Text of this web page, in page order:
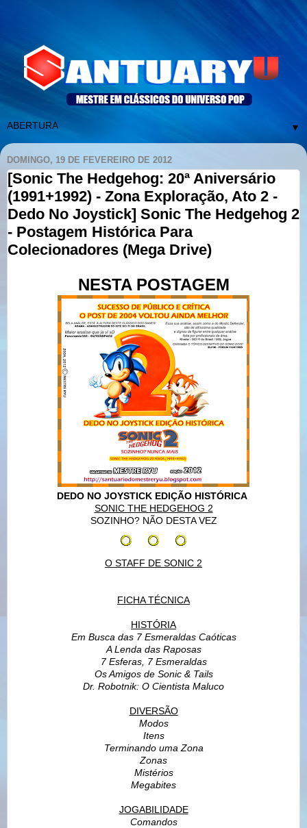
▼
DOMINGO, 19 DE FEVEREIRO DE 2012
[Sonic The Hedgehog: 20ª Aniversário
(1991+1992) - Zona Exploração, Ato 2 -
Dedo No Joystick] Sonic The Hedgehog 2
- Postagem Histórica Para
Colecionadores (Mega Drive)
NESTA POSTAGEM
DEDO NO JOYSTICK EDIÇÃO HISTÓRICA
SONIC THE HEDGEHOG 2
SOZINHO? NÃO DESTA VEZ
O STAFF DE SONIC 2
FICHA TÉCNICA
HISTÓRIA
Em Busca das 7 Esmeraldas Caóticas
A Lenda das Raposas
7 Esferas, 7 Esmeraldas
Os Amigos de Sonic & Tails
Dr. Robotnik: O Cientista Maluco
DIVERSÃO
Modos
Itens
Terminando uma Zona
Zonas
Mistérios
Megabites
JOGABILIDADE
Comandos